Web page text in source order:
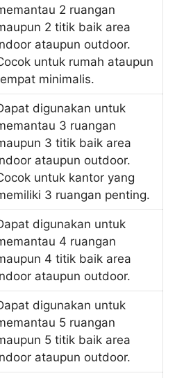
2 ruangan
2 titik baik area
ataupun outdoor.
untuk rumah ataupun
minimalis.
digunakan untuk
3 ruangan
3 titik baik area
ataupun outdoor.
untuk kantor yang
3 ruangan penting.
digunakan untuk
4 ruangan
4 titik baik area
ataupun outdoor.
digunakan untuk
5 ruangan
5 titik baik area
ataupun outdoor.